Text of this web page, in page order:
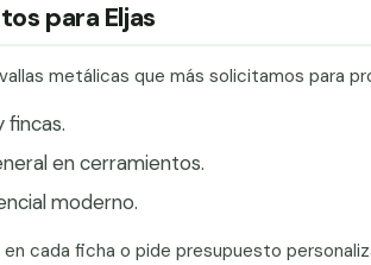
para Eljas
metálicas que más solicitamos para
fincas.
en cerramientos.
moderno.
cada ficha o pide presupuesto